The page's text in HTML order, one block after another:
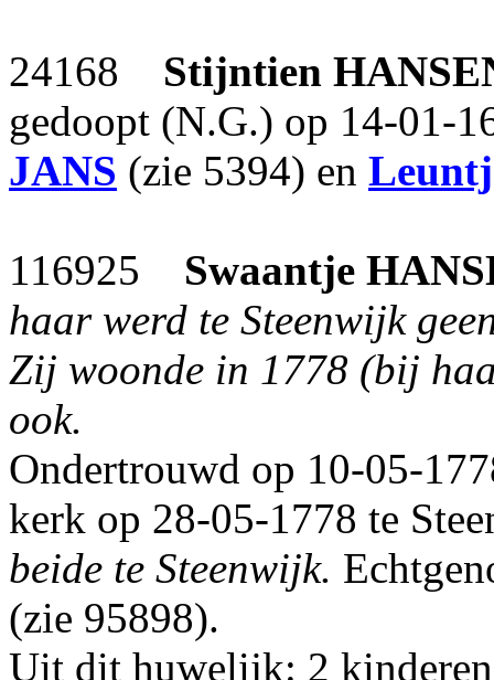
24168 Stijntien
gedoopt (N.G.) op 14-01-
JANS (zie 5394) en
116925 Swaantje
haar werd te Steenwijk
Zij woonde in 1778 (bij
ook.
Ondertrouwd op 10-05-
kerk op 28-05-1778 te
beide te Steenwijk.
(zie 95898).
Uit dit huwelijk: 2